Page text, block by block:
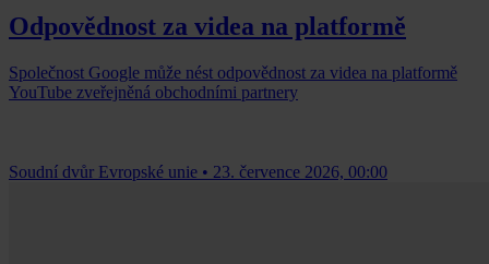
Odpovědnost za videa na platformě
Společnost Google může nést odpovědnost za videa na platformě
YouTube zveřejněná obchodními partnery
Soudní dvůr Evropské unie • 23. července 2026, 00:00